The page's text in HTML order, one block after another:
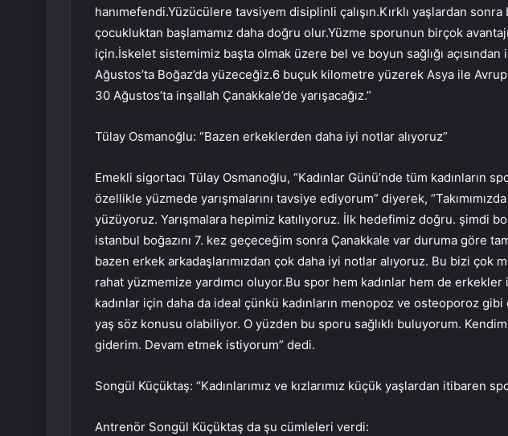
hanımefendi.Yüzücülere tavsiyem disiplinli çalışın.Kırklı yaşlardan
çocukluktan başlamamız daha doğru olur.Yüzme sporunun birçok avantajı
için.İskelet sistemimiz başta olmak üzere bel ve boyun sağlığı açısından
Ağustos’ta Boğaz’da yüzeceğiz.6 buçuk kilometre yüzerek Asya ile
30 Ağustos’ta inşallah Çanakkale’de yarışacağız.”
Tülay Osmanoğlu: “Bazen erkeklerden daha iyi notlar alıyoruz”
Emekli sigortacı Tülay Osmanoğlu, “Kadınlar Günü’nde tüm kadınların
özellikle yüzmede yarışmalarını tavsiye ediyorum” diyerek,
yüzüyoruz. Yarışmalara hepimiz katılıyoruz. İlk hedefimiz doğru. şimdi
istanbul boğazını 7. kez geçeceğim sonra Çanakkale var duruma göre
bazen erkek arkadaşlarımızdan çok daha iyi notlar alıyoruz. Bu bizi çok
rahat yüzmemize yardımcı oluyor.Bu spor hem kadınlar hem de
kadınlar için daha da ideal çünkü kadınların menopoz ve osteoporoz
yaş söz konusu olabiliyor. O yüzden bu sporu sağlıklı buluyorum.
giderim. Devam etmek istiyorum” dedi.
Songül Küçüktaş: “Kadınlarımız ve kızlarımız küçük yaşlardan itibaren
Antrenör Songül Küçüktaş da şu cümleleri verdi: